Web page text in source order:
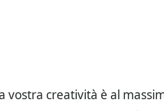
vostra creatività è al